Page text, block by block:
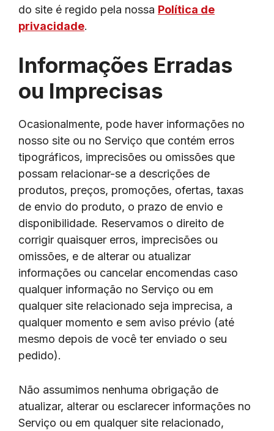
do site é regido pela nossa Política de
privacidade.
Informações Erradas
ou Imprecisas
Ocasionalmente, pode haver informações no
nosso site ou no Serviço que contém erros
tipográficos, imprecisões ou omissões que
possam relacionar-se a descrições de
produtos, preços, promoções, ofertas, taxas
de envio do produto, o prazo de envio e
disponibilidade. Reservamos o direito de
corrigir quaisquer erros, imprecisões ou
omissões, e de alterar ou atualizar
informações ou cancelar encomendas caso
qualquer informação no Serviço ou em
qualquer site relacionado seja imprecisa, a
qualquer momento e sem aviso prévio (até
mesmo depois de você ter enviado o seu
pedido).
Não assumimos nenhuma obrigação de
atualizar, alterar ou esclarecer informações no
Serviço ou em qualquer site relacionado,